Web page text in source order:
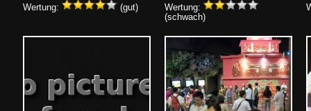
Wertung:
(gut)
Wertung:
(schwach)